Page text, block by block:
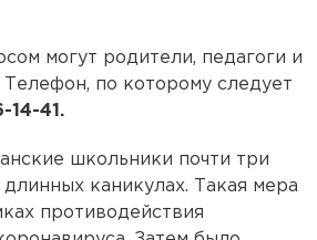
могут родители, педагоги и
по которому следует
14-41.
школьники почти три
каникулах. Такая мера
противодействия